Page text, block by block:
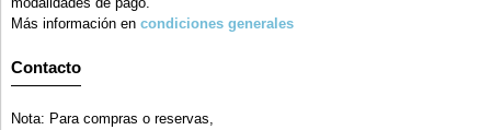
Más información en condiciones generales
Contacto
Nota: Para compras o reservas,